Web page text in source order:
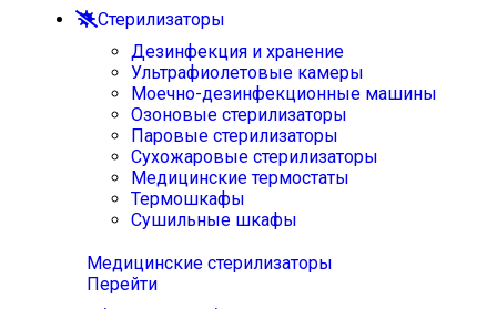
Стерилизаторы
Дезинфекция и хранение
Ультрафиолетовые камеры
Моечно-дезинфекционные машины
Озоновые стерилизаторы
Паровые стерилизаторы
Сухожаровые стерилизаторы
Медицинские термостаты
Термошкафы
Сушильные шкафы
Медицинские стерилизаторы
Перейти